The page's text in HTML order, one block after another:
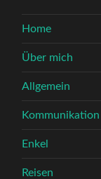
Home
Über mich
Allgemein
Kommunikation
Enkel
Reisen